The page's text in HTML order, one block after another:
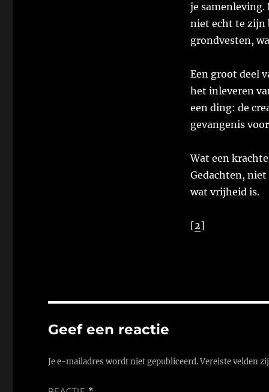
je samenleving.
niet echt te zijn
grondvesten,
Een groot deel
het inleveren
een ding: de
gevangenis
Wat een
Gedachten,
wat vrijheid is.
[2]
Geef een reactie
Je e-mailadres wordt niet gepubliceerd.Vereiste velden